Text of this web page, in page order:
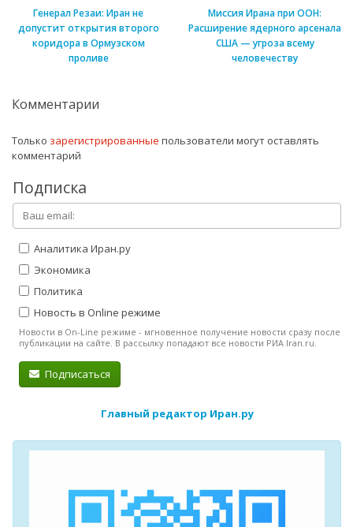
Генерал Резаи: Иран не
допустит открытия второго
коридора в Ормузском
проливе
Миссия Ирана при ООН:
Расширение ядерного арсенала
США — угроза всему
человечеству
Комментарии
Только зарегистрированные пользователи могут оставлять
комментарий
Подписка
Аналитика Иран.ру
Экономика
Политика
Новость в Online режиме
Новости в On-Line режиме - мгновенное получение новости сразу после
публикации на сайте. В рассылку попадают все новости РИА Iran.ru.
Подписаться
Главный редактор Иран.ру